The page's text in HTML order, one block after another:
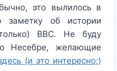
это вылилось в
заметку об истории
ВВС. Не буду
Несебре, желающие
(и это интересно;)